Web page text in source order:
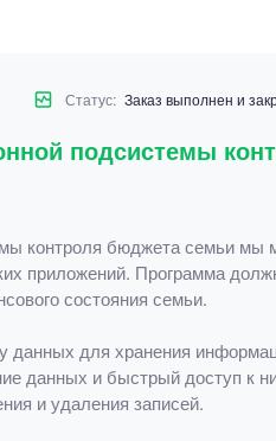
Статус: Заказ выполнен и
подсистемы
контроля бюджета семьи мы
приложений. Программа
состояния семьи.
данных для хранения
данных и быстрый доступ
и удаления записей.